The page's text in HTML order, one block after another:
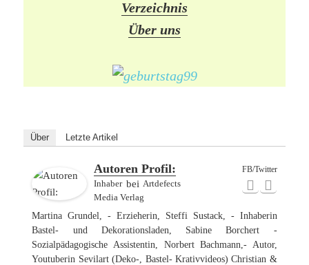
Verzeichnis
Über uns
Über Letzte Artikel
FB/Twitter
Autoren Profil:
Inhaberbei Artdefects
Media Verlag
Martina Grundel, - Erzieherin, Steffi Sustack, - Inhaberin
Bastel- und Dekorationsladen, Sabine Borchert -
Sozialpädagogische Assistentin, Norbert Bachmann,- Autor,
Youtuberin Sevilart (Deko-, Bastel- Krativvideos) Christian &